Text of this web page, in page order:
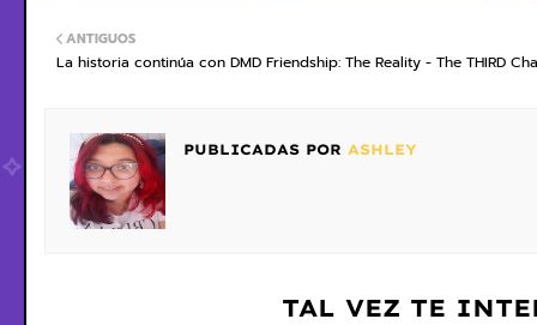
ANTIGUOS
La historia continúa con DMD Friendship: The Reality - The THIRD
PUBLICADAS POR ASHLEY
TAL VEZ TE